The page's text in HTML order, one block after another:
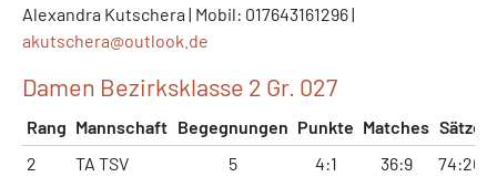
Alexandra Kutschera | Mobil: 017643161296 |
akutschera@outlook.de
Damen Bezirksklasse 2 Gr. 027
Rang Mannschaft Begegnungen Punkte Matches Sätze
2
TA TSV
5 4:1 36:9 74:20